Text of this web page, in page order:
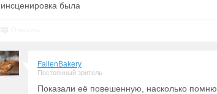
инсценировка была
FallenBakery
Постоянный зритель
Показали её повешенную, насколько помню.